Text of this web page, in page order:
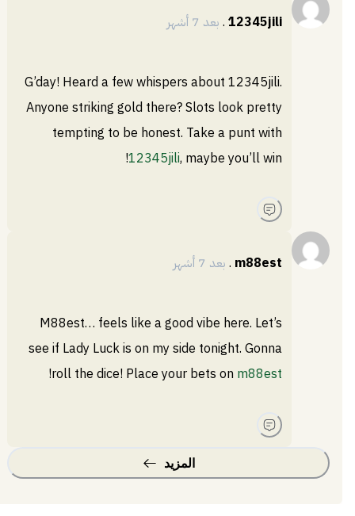
12345jili
. بعد 7 أشهر
G’day! Heard a few whispers about 12345jili.
Anyone striking gold there? Slots look pretty
tempting to be honest. Take a punt with
12345jili, maybe you’ll win!
m88est
. بعد 7 أشهر
M88est… feels like a good vibe here. Let’s
see if Lady Luck is on my side tonight. Gonna
roll the dice! Place your bets on m88est
!
المزيد